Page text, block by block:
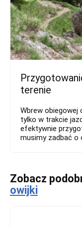
terenie
Wbrew obiegowej
tylko w trakcie
efektywnie
musimy zadbać o
Zobacz
owijki